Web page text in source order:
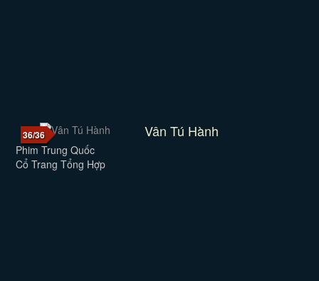
36/36 Vân Tú Hành
Phim Trung Quốc
Cổ Trang Tổng Hợp